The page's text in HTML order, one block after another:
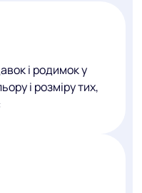
і родимок у
і розміру тих,